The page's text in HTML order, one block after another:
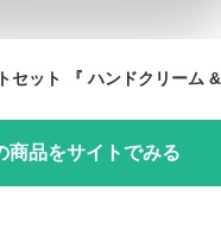
商品をサイトでみる